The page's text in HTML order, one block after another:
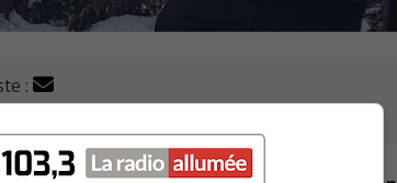
:
soins de la Montérégie-centre (FIQ-